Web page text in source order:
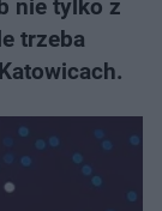
nie tylko z
trzeba